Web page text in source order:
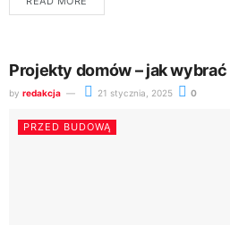
stylową.W świecie...
Projekty domów – jak
by redakcja 21 stycznia, 2025 0
PRZED BUDOWĄ